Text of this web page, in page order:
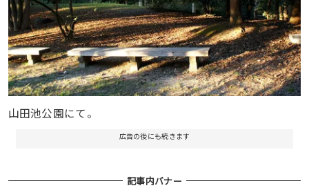
山田池公園にて。
広告の後にも続きます
記事内バナー